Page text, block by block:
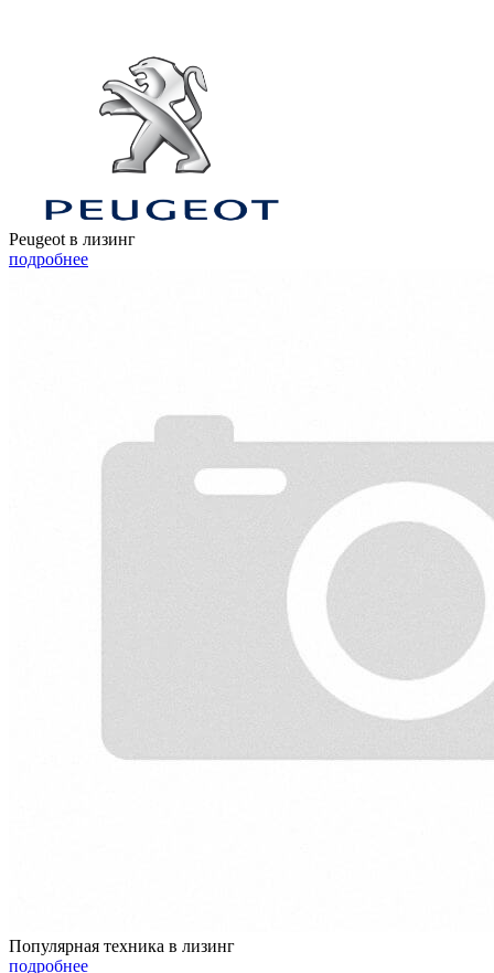
Peugeot в лизинг
подробнее
Популярная техника в лизинг
подробнее